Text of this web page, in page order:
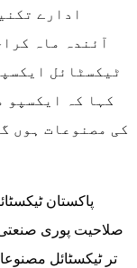
ادارے
آئندہ ماہ
ٹیکسٹائل
کہا کہ ایکسپو
کی مصنوعات ہوں
پاکستان
صلاحیت پوری
تر ٹیکسٹائل